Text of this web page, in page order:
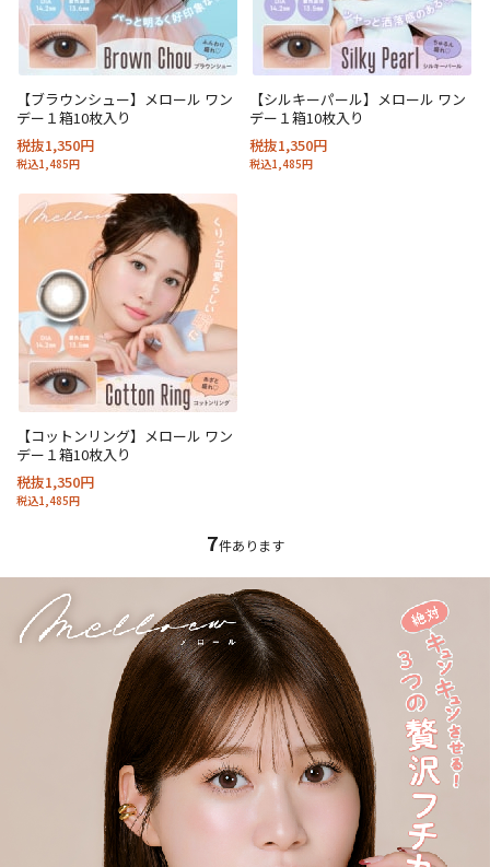
【ブラウンシュー】メロール ワン
デー１箱10枚入り
税抜1,350円
税込1,485円
【シルキーパール】メロール ワン
デー１箱10枚入り
税抜1,350円
税込1,485円
【コットンリング】メロール ワン
デー１箱10枚入り
税抜1,350円
税込1,485円
7件あります